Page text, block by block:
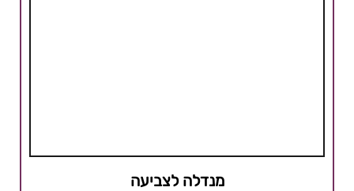
מנדלה לצביעה